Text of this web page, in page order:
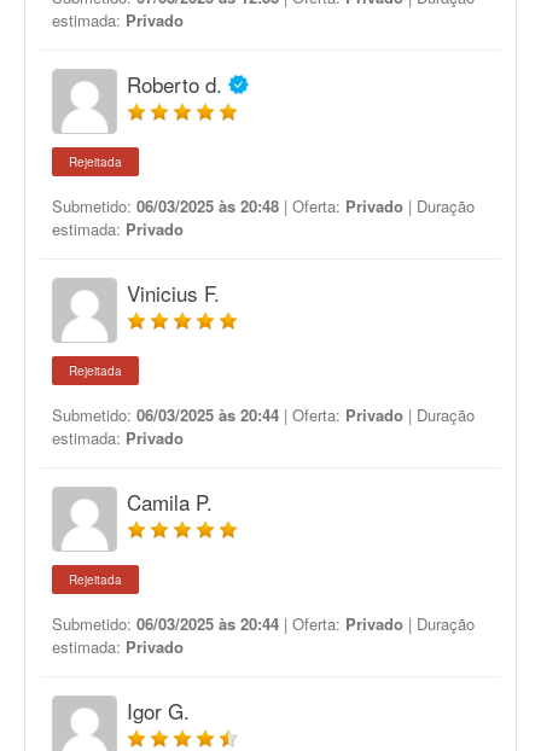
estimada: Privado
Roberto d.
Rejeitada
Submetido: 06/03/2025 às 20:48 | Oferta: Privado | Duração
estimada: Privado
Vinicius F.
Rejeitada
Submetido: 06/03/2025 às 20:44 | Oferta: Privado | Duração
estimada: Privado
Camila P.
Rejeitada
Submetido: 06/03/2025 às 20:44 | Oferta: Privado | Duração
estimada: Privado
Igor G.